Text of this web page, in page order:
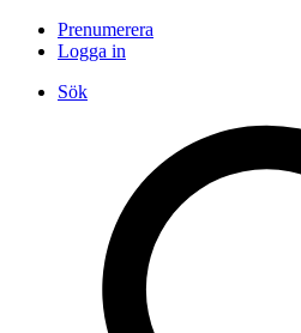
Prenumerera
Logga in
Sök